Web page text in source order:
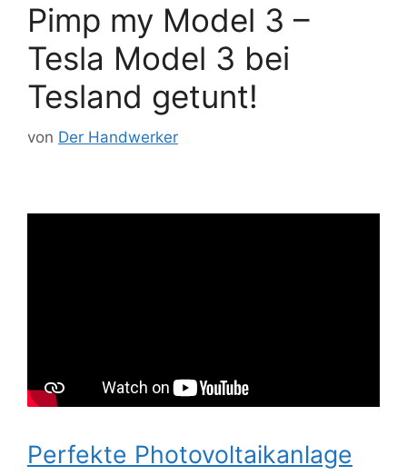
Pimp my Model 3 –
Tesla Model 3 bei
Tesland getunt!
von Der Handwerker
Perfekte Photovoltaikanlage